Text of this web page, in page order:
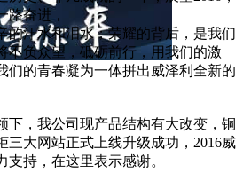
路奋进，
的汗水和泪水；荣耀的背后，是我们
不负众望，砥砺前行，用我们的激
们的青春凝为一体拼出威泽利全新的
下，我公司现产品结构有大改变，铜
三大网站正式上线升级成功，2016威
持，在这里表示感谢。